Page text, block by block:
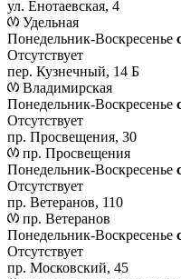
ул. Енотаевская, 4
Удельная
Понедельник-Воскресенье
Отсутствует
пер. Кузнечный, 14 Б
Владимирская
Понедельник-Воскресенье
Отсутствует
пр. Просвещения, 30
пр. Просвещения
Понедельник-Воскресенье
Отсутствует
пр. Ветеранов, 110
пр. Ветеранов
Понедельник-Воскресенье
Отсутствует
пр. Московский, 45